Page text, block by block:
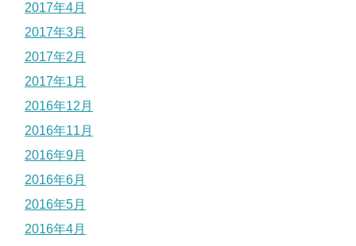
2017年4月
2017年3月
2017年2月
2017年1月
2016年12月
2016年11月
2016年9月
2016年6月
2016年5月
2016年4月